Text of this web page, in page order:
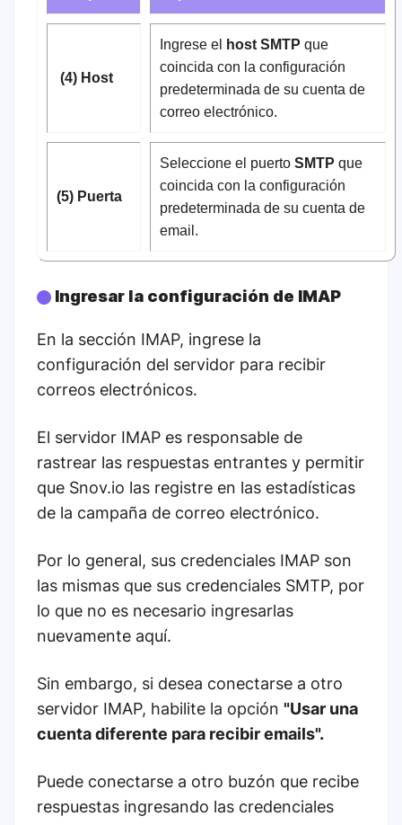
(4) Host
Ingrese el host SMTP que
coincida con la configuración
predeterminada de su cuenta de
correo electrónico.
(5) Puerta
Seleccione el puerto SMTP que
coincida con la configuración
predeterminada de su cuenta de
email.
Ingresar la configuración de IMAP
En la sección IMAP, ingrese la
configuración del servidor para recibir
correos electrónicos.
El servidor IMAP es responsable de
rastrear las respuestas entrantes y permitir
que Snov.io las registre en las estadísticas
de la campaña de correo electrónico.
Por lo general, sus credenciales IMAP son
las mismas que sus credenciales SMTP, por
lo que no es necesario ingresarlas
nuevamente aquí.
Sin embargo, si desea conectarse a otro
servidor IMAP, habilite la opción "Usar una
cuenta diferente para recibir emails".
Puede conectarse a otro buzón que recibe
respuestas ingresando las credenciales